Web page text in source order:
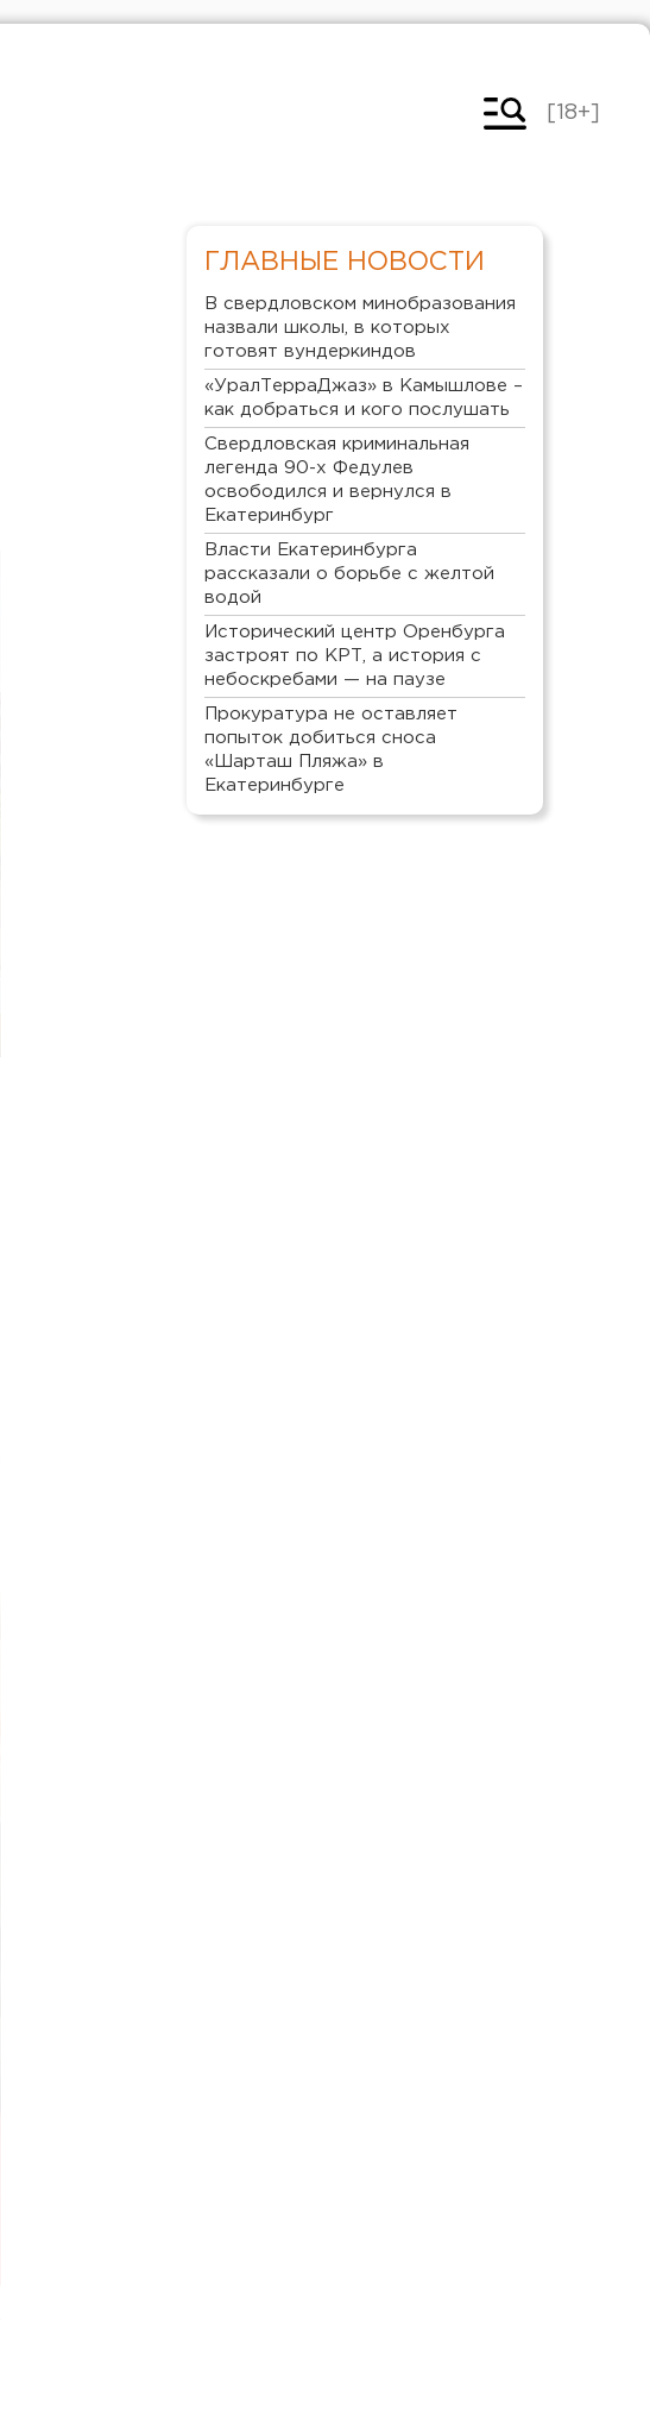
[18+]
ГЛАВНЫЕ НОВОСТИ
В свердловском минобразования
назвали школы, в которых
готовят вундеркиндов
«УралТерраДжаз» в Камышлове –
как добраться и кого послушать
Свердловская криминальная
легенда 90-х Федулев
освободился и вернулся в
Екатеринбург
Власти Екатеринбурга
рассказали о борьбе с желтой
водой
Исторический центр Оренбурга
застроят по КРТ, а история с
небоскребами — на паузе
Прокуратура не оставляет
попыток добиться сноса
«Шарташ Пляжа» в
Екатеринбурге